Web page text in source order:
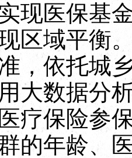
现医保基
区域平衡
，依托城
大数据分
疗保险参
的年龄、